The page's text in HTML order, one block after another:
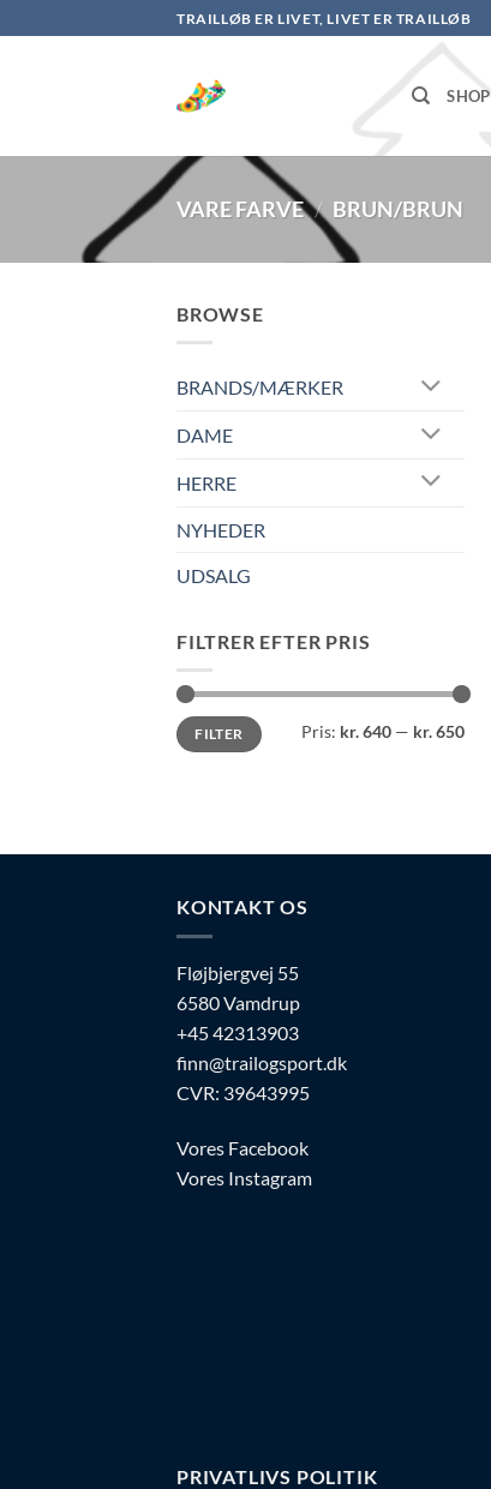
til
TRAILLØB ER LIVET, LIVET ER TRAILLØB
SHOP
VARE FARVE / BRUN/BRUN
BROWSE
BRANDS/MÆRKER
DAME
HERRE
NYHEDER
UDSALG
FILTRER EFTER PRIS
Mindste
pris
Højeste
prisFILTER Pris: kr. 640 — kr. 650
KONTAKT OS
Fløjbjergvej 55
6580 Vamdrup
+45 42313903
finn@trailogsport.dk
CVR: 39643995
Vores Facebook
Vores Instagram
PRIVATLIVS POLITIK